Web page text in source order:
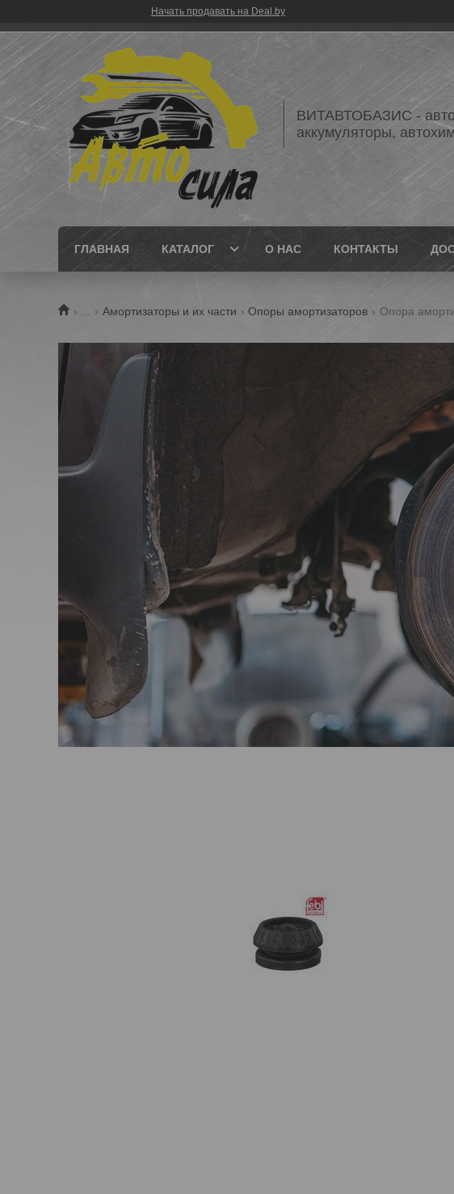
Начать продавать на Deal.by
ВИТАВТОБАЗИС -
аккумуляторы,
ГЛАВНАЯ КАТАЛОГ О НАС КОНТАКТЫ
Амортизаторы и их части Опоры амортизаторов Опора